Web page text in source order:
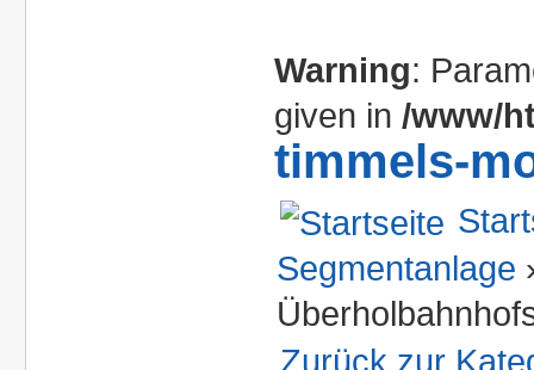
Warning:
given in /www/
timmels-
Segmentanlage
Zurück zur